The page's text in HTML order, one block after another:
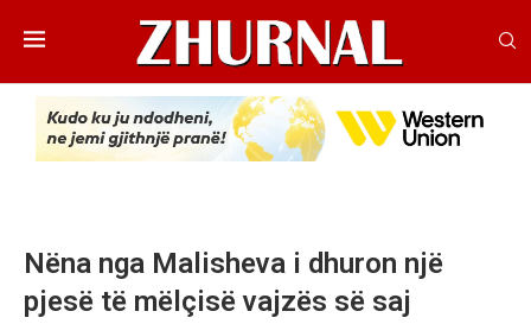
Nëna nga Malisheva i dhuron një
pjesë të mëlçisë vajzës së saj